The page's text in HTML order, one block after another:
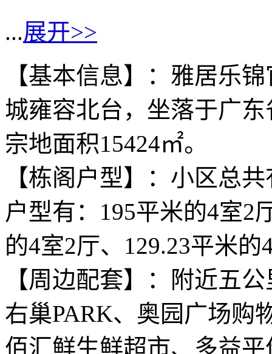
...展开>>
【基本信息】：雅居乐
城雍容北台，坐落于广
宗地面积15424㎡。
【栋阁户型】：小区总
户型有：195平米的4室2
的4室2厅、129.23平米的
【周边配套】：附近五
右巢PARK、奥园广场购
佰汇鲜生鲜超市、多益